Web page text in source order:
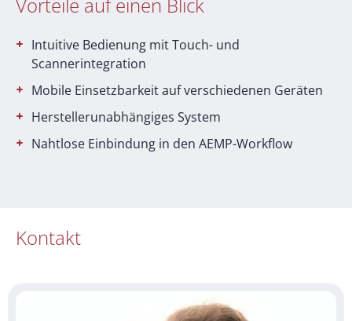
Intuitive Bedienung mit Touch- und
Scannerintegration
Mobile Einsetzbarkeit auf verschiedenen Geräten
Herstellerunabhängiges System
Nahtlose Einbindung in den AEMP-Workflow
Kontakt